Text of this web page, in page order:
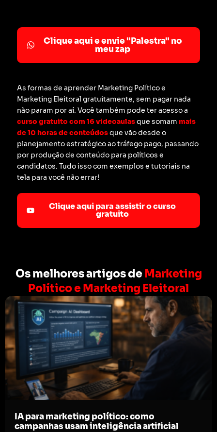
Clique aqui e envie "Palestra" no
meu zap
As formas de aprender Marketing Político e
Marketing Eleitoral gratuitamente, sem pagar nada
não param por aí. Você também pode ter acesso a
curso gratuito com 16 videoaulasque somam mais
de 10 horas de conteúdosque vão desde o
planejamento estratégico ao tráfego pago, passando
por produção de conteúdo para políticos e
candidatos. Tudo isso com exemplos e tutoriais na
tela para você não errar!
Clique aqui para assistir o curso
gratuito
Os melhores artigos deMarketing
Político e Marketing Eleitoral
IA para marketing político: como
campanhas usam inteligência artificial